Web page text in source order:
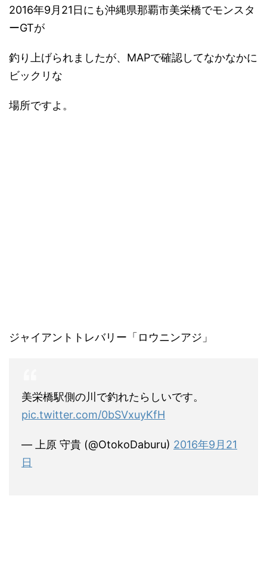
2016年9月21日にも沖縄県那覇市美栄橋でモンスタ
ーGTが
釣り上げられましたが、MAPで確認してなかなかに
ビックリな
場所ですよ。
ジャイアントトレバリー「ロウニンアジ」
美栄橋駅側の川で釣れたらしいです。
pic.twitter.com/0bSVxuyKfH
— 上原 守貴 (@OtokoDaburu) 2016年9月21
日